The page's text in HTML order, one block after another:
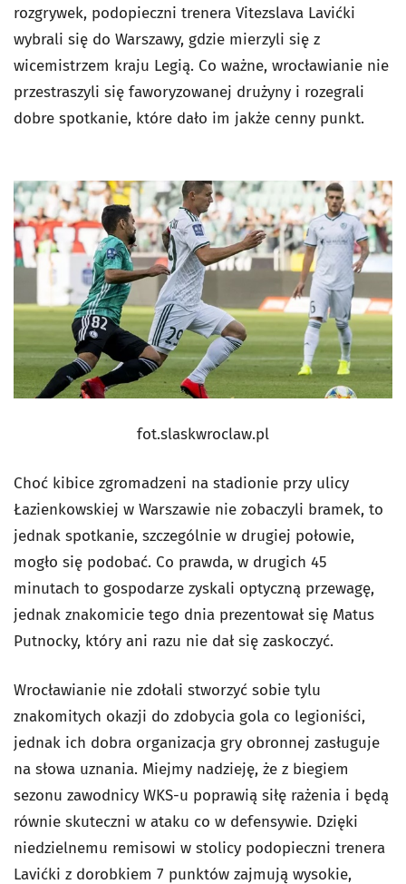
rozgrywek, podopieczni trenera Vitezslava Lavićki
wybrali się do Warszawy, gdzie mierzyli się z
wicemistrzem kraju Legią. Co ważne, wrocławianie nie
przestraszyli się faworyzowanej drużyny i rozegrali
dobre spotkanie, które dało im jakże cenny punkt.
fot.slaskwroclaw.pl
Choć kibice zgromadzeni na stadionie przy ulicy
Łazienkowskiej w Warszawie nie zobaczyli bramek, to
jednak spotkanie, szczególnie w drugiej połowie,
mogło się podobać. Co prawda, w drugich 45
minutach to gospodarze zyskali optyczną przewagę,
jednak znakomicie tego dnia prezentował się Matus
Putnocky, który ani razu nie dał się zaskoczyć.
Wrocławianie nie zdołali stworzyć sobie tylu
znakomitych okazji do zdobycia gola co legioniści,
jednak ich dobra organizacja gry obronnej zasługuje
na słowa uznania. Miejmy nadzieję, że z biegiem
sezonu zawodnicy WKS-u poprawią siłę rażenia i będą
równie skuteczni w ataku co w defensywie. Dzięki
niedzielnemu remisowi w stolicy podopieczni trenera
Lavićki z dorobkiem 7 punktów zajmują wysokie,